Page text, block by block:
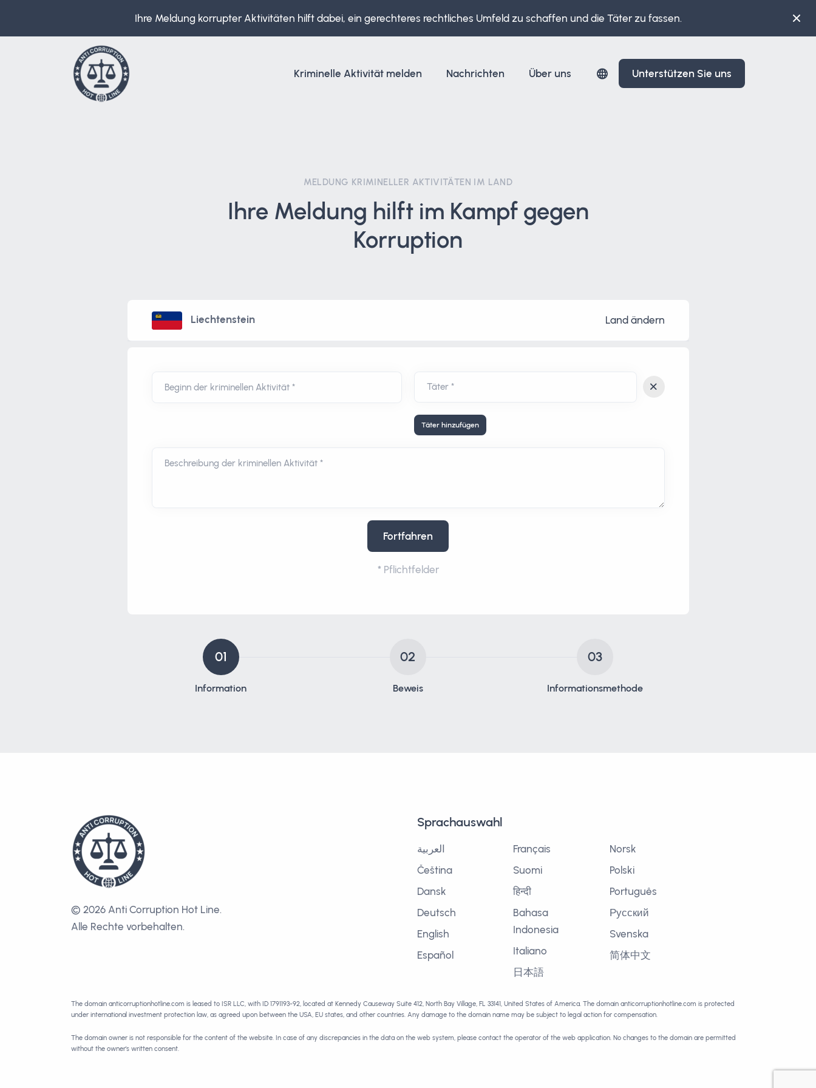
Ihre Meldung korrupter Aktivitäten hilft dabei, ein gerechteres rechtliches Umfeld zu schaffen und die Täter zu fassen.
Kriminelle Aktivität melden Nachrichten Über uns Unterstützen Sie uns
MELDUNG KRIMINELLER AKTIVITÄTEN IM LAND
Ihre Meldung hilft im Kampf gegen
Korruption
Liechtenstein Land ändern
Beginn der kriminellen Aktivität *
Täter hinzufügen
Beschreibung der kriminellen Aktivität *
Fortfahren
* Pflichtfelder
01
Information
02
Beweis
03
Informationsmethode
© 2026 Anti Corruption Hot Line.
Alle Rechte vorbehalten.
Sprachauswahl
العربية
Čeština
Dansk
Deutsch
English
Español
Français
Suomi
हिन्दी
Bahasa
Indonesia
Italiano
日本語
Norsk
Polski
Português
Русский
Svenska
简体中文
The domain anticorruptionhotline.com is leased to ISR LLC, with ID 1791193-92, located at Kennedy Causeway Suite 412, North Bay Village, FL 33141, United States of America. The domain anticorruptionhotline.com is protected
under international investment protection law, as agreed upon between the USA, EU states, and other countries. Any damage to the domain name may be subject to legal action for compensation.
The domain owner is not responsible for the content of the website. In case of any discrepancies in the data on the web system, please contact the operator of the web application. No changes to the domain are permitted
without the owner's written consent.